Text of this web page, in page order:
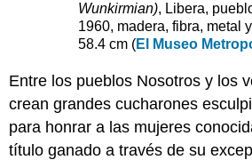
Wunkirmian), Libera,
1960, madera, fibra, metal
58.4 cm (El Museo
Entre los pueblos Nosotros y los
crean grandes cucharones
para honrar a las mujeres
título ganado a través de su